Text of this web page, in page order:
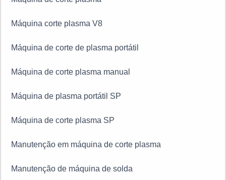
Máquina corte plasma V8
Máquina de corte de plasma portátil
Máquina de corte plasma manual
Máquina de plasma portátil SP
Máquina de corte plasma SP
Manutenção em máquina de corte plasma
Manutenção de máquina de solda